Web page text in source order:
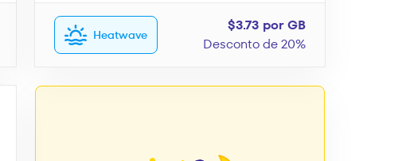
Heatwave
$3.73 por GB
Desconto de 20%